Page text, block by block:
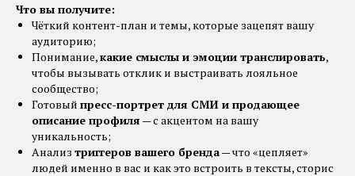
Что вы получите:
Чёткий контент-план и темы, которые зацепят вашу
аудиторию;
Понимание,какие смыслы и эмоции транслировать,
чтобы вызывать отклик и выстраивать лояльное
сообщество;
Готовый пресс-портрет для СМИ и продающее
описание профиля — с акцентом на вашу
уникальность;
Анализ триггеров вашего бренда— что «цепляет»
людей именно в вас и как это встроить в тексты, сторис